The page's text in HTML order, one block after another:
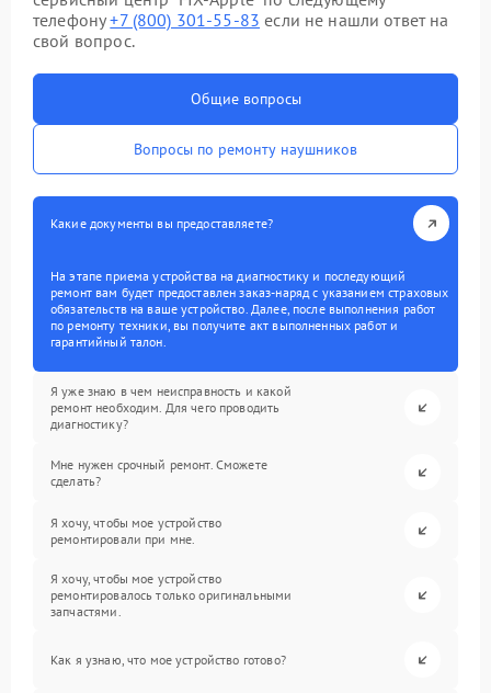
телефону+7 (800) 301-55-83 если не нашли ответ на
свой вопрос.
Общие вопросы
Вопросы по ремонту наушников
Какие документы вы предоставляете?
На этапе приема устройства на диагностику и последующий
ремонт вам будет предоставлен заказ-наряд с указанием страховых
обязательств на ваше устройство. Далее, после выполнения работ
по ремонту техники, вы получите акт выполненных работ и
гарантийный талон.
Я уже знаю в чем неисправность и какой
ремонт необходим. Для чего проводить
диагностику?
Мне нужен срочный ремонт. Сможете
сделать?
Я хочу, чтобы мое устройство
ремонтировали при мне.
Я хочу, чтобы мое устройство
ремонтировалось только оригинальными
запчастями.
Как я узнаю, что мое устройство готово?